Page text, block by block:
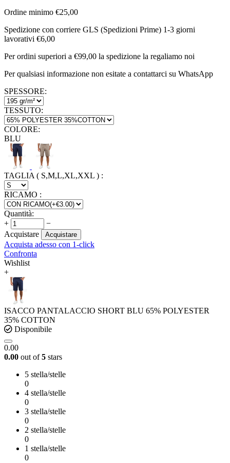
Ordine minimo €25,00
Spedizione con corriere GLS (Spedizioni Prime) 1-3 giorni
lavorativi €6,00
Per ordini superiori a €99,00 la spedizione la regaliamo noi
Per qualsiasi informazione non esitate a contattarci su WhatsApp
SPESSORE:
TESSUTO:
COLORE:
BLU
TAGLIA ( S,M,L,XL,XXL ) :
RICAMO :
Quantità:
+
−
Acquistare
Acquistare
Acquista adesso con 1-click
Confronta
Wishlist
+
ISACCO PANTALACCIO SHORT BLU 65% POLYESTER
35% COTTON
Disponibile
0.00
0.00 out of5 stars
5 stella/stelle
0
4 stella/stelle
0
3 stella/stelle
0
2 stella/stelle
0
1 stella/stelle
0